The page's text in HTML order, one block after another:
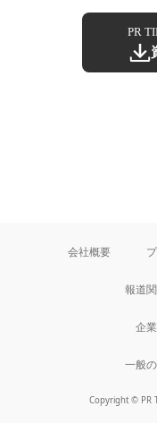
PR
会社概要
報道
企
一般
Copyright © PR